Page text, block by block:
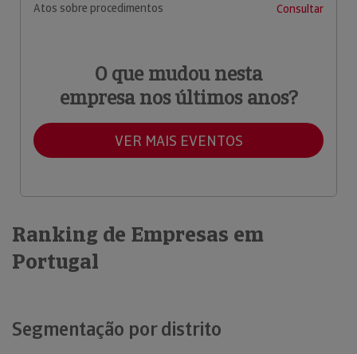
Atos sobre procedimentos
Consultar
O que mudou nesta
empresa nos últimos anos?
VER MAIS EVENTOS
Ranking de Empresas em
Portugal
Segmentação por distrito